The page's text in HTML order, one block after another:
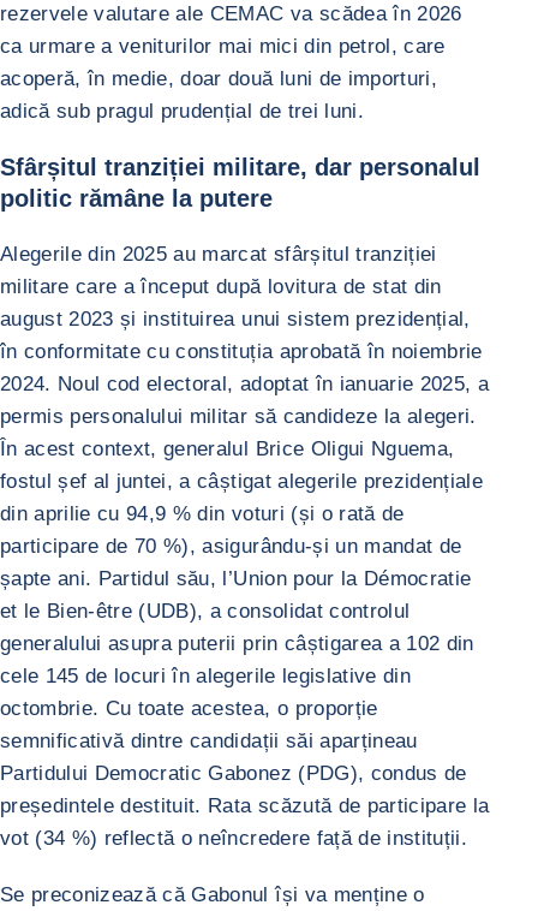
rezervele valutare ale CEMAC va scădea în 2026
ca urmare a veniturilor mai mici din petrol, care
acoperă, în medie, doar două luni de importuri,
adică sub pragul prudențial de trei luni.
Sfârșitul tranziției militare, dar personalul
politic rămâne la putere
Alegerile din 2025 au marcat sfârșitul tranziției
militare care a început după lovitura de stat din
august 2023 și instituirea unui sistem prezidențial,
în conformitate cu constituția aprobată în noiembrie
2024. Noul cod electoral, adoptat în ianuarie 2025, a
permis personalului militar să candideze la alegeri.
În acest context, generalul Brice Oligui Nguema,
fostul șef al juntei, a câștigat alegerile prezidențiale
din aprilie cu 94,9 % din voturi (și o rată de
participare de 70 %), asigurându-și un mandat de
șapte ani. Partidul său, l’Union pour la Démocratie
et le Bien-être (UDB), a consolidat controlul
generalului asupra puterii prin câștigarea a 102 din
cele 145 de locuri în alegerile legislative din
octombrie. Cu toate acestea, o proporție
semnificativă dintre candidații săi aparțineau
Partidului Democratic Gabonez (PDG), condus de
președintele destituit. Rata scăzută de participare la
vot (34 %) reflectă o neîncredere față de instituții.
Se preconizează că Gabonul își va menține o